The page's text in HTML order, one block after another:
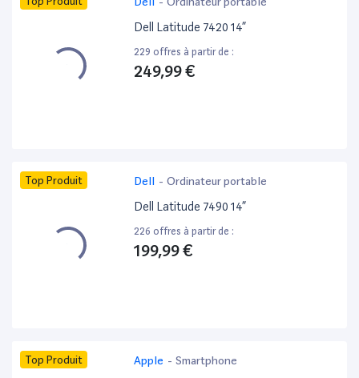
Dell Latitude 7420 14”
229 offres à partir de :
249,99 €
Top Produit Dell - Ordinateur portable
Dell Latitude 7490 14”
226 offres à partir de :
199,99 €
Top Produit Apple - Smartphone